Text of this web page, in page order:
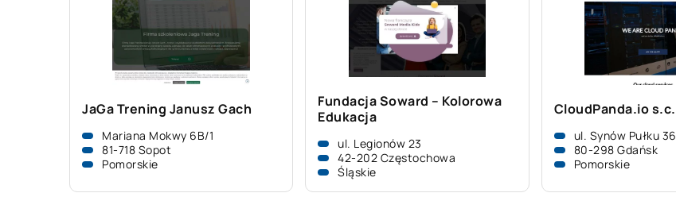
JaGa Trening Janusz Gach
Mariana Mokwy 6B/1
81-718 Sopot
Pomorskie
Fundacja Soward – Kolorowa
Edukacja
ul. Legionów 23
42-202 Częstochowa
Śląskie
CloudPanda.io s.c.
ul. Synów Pułku 36
80-298 Gdańsk
Pomorskie